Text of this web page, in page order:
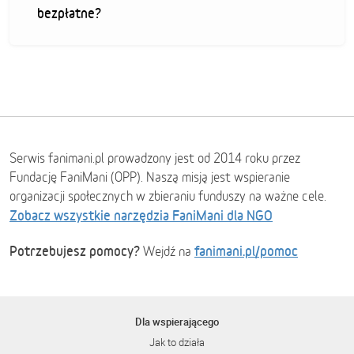
bezpłatne?
Serwis fanimani.pl prowadzony jest od 2014 roku przez
Fundację FaniMani (OPP). Naszą misją jest wspieranie
organizacji społecznych w zbieraniu funduszy na ważne cele.
Zobacz wszystkie narzędzia FaniMani dla NGO
Potrzebujesz pomocy? Wejdź na fanimani.pl/pomoc
Dla wspierającego
Jak to działa